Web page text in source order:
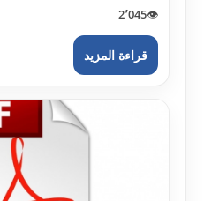
👁️2٬045
قراءة المزيد